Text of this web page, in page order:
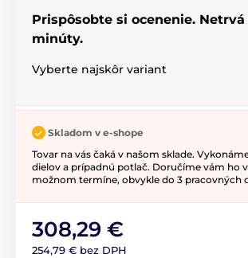
Prispôsobte si ocenenie.
minúty.
Vyberte najskôr variant
Skladom v e-shope
Tovar na vás čaká v našom sklade.
dielov a prípadnú potlač. Doručíme vám ho
možnom termíne, obvykle do 3 pracovných
308,29 €
254,79 € bez DPH